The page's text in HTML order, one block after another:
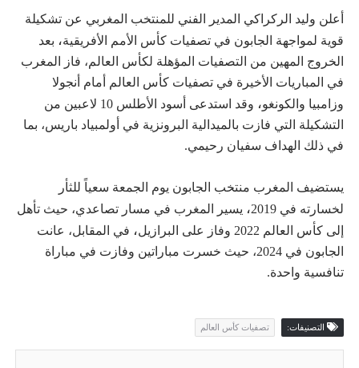
أعلن وليد الركراكي المدير الفني للمنتخب المغربي عن تشكيلة
قوية لمواجهة الجابون في تصفيات كأس الأمم الأفريقية، بعد
الخروج المهين من التصفيات المؤهلة لكأس العالم، فاز المغرب
في المباريات الأخيرة في تصفيات كأس العالم أمام أنجولا
وزامبيا والكونغو،
وقد استدعى أسود الأطلس 10 لاعبين من
التشكيلة التي فازت بالميدالية البرونزية في أولمبياد باريس، بما
في ذلك الهداف سفيان رحيمي.
يستضيف المغرب منتخب الجابون يوم الجمعة سعياً للثأر
لخسارته في 2019
، يسير المغرب في مسار تصاعدي، حيث تأهل
إلى كأس العالم 2022 وفاز على البرازيل
، في المقابل، عانت
الجابون في 2024، حيث خسرت مباراتين وفازت في مباراة
تنافسية واحدة.
التصنيفات: تصفيات كأس العالم